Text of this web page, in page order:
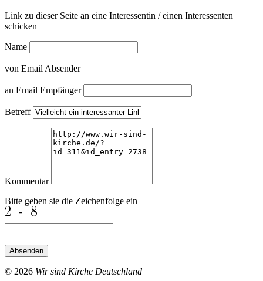
Link zu dieser Seite an eine Interessentin / einen Interessenten
schicken
Name
von Email Absender
an Email Empfänger
Betreff
Kommentar
Bitte geben sie die Zeichenfolge ein
Absenden
© 2026 Wir sind Kirche Deutschland